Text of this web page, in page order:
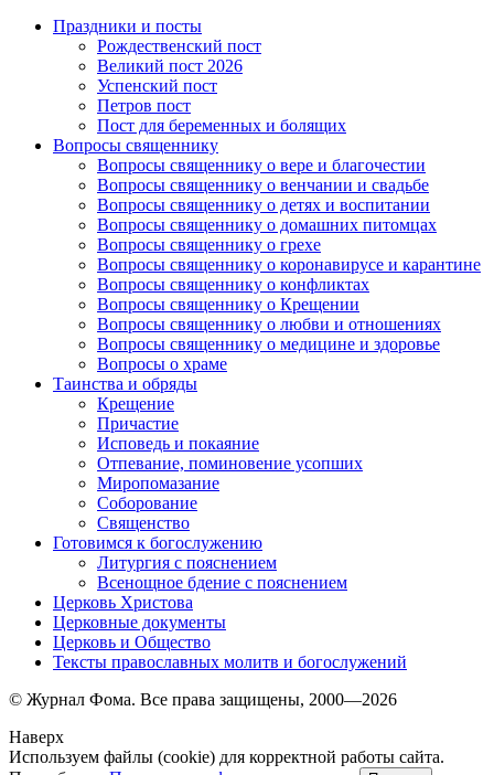
Праздники и посты
Рождественский пост
Великий пост 2026
Успенский пост
Петров пост
Пост для беременных и болящих
Вопросы священнику
Вопросы священнику о вере и благочестии
Вопросы священнику о венчании и свадьбе
Вопросы священнику о детях и воспитании
Вопросы священнику о домашних питомцах
Вопросы священнику о грехе
Вопросы священнику о коронавирусе и карантине
Вопросы священнику о конфликтах
Вопросы священнику о Крещении
Вопросы священнику о любви и отношениях
Вопросы священнику о медицине и здоровье
Вопросы о храме
Таинства и обряды
Крещение
Причастие
Исповедь и покаяние
Отпевание, поминовение усопших
Миропомазание
Соборование
Священство
Готовимся к богослужению
Литургия с пояснением
Всенощное бдение с пояснением
Церковь Христова
Церковные документы
Церковь и Общество
Тексты православных молитв и богослужений
© Журнал Фома. Все права защищены, 2000—2026
Наверх
Используем файлы (cookie) для корректной работы сайта.